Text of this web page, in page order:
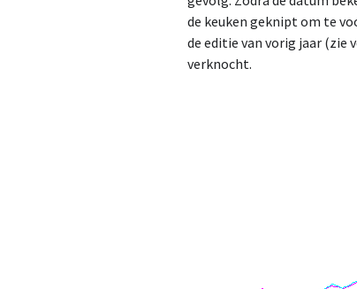
de keuken geknipt om te
de editie van vorig jaar (zie
verknocht.